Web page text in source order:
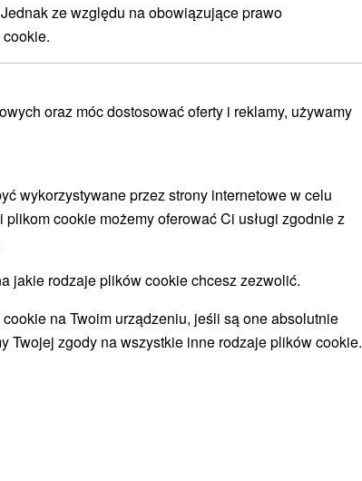
linowe do ośrodków Jasna i
NA PODSTAWIE OCENY
ze względu na obowiązujące prawo
oraz móc dostosować oferty i reklamy, używamy
wykorzystywane przez strony internetowe w celu
cookie możemy oferować Ci usługi zgodnie z
jakie rodzaje plików cookie chcesz zezwolić.
na Twoim urządzeniu, jeśli są one absolutnie
Twojej zgody na wszystkie inne rodzaje plików cookie.